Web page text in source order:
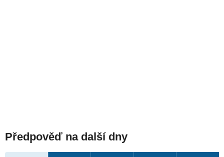
Předpověď na další dny